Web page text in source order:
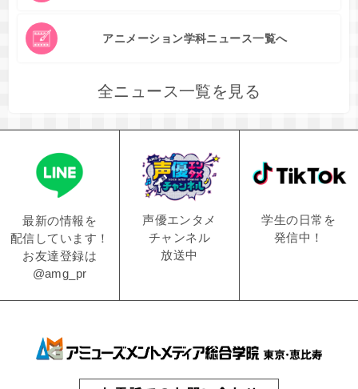
アニメーション学科ニュース一覧へ
全ニュース一覧を見る
最新の情報を
配信しています！
お友達登録は
@amg_pr
声優エンタメ
チャンネル
放送中
学生の日常を
発信中！